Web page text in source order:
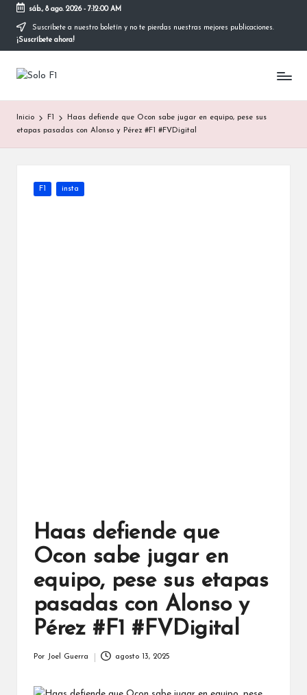
Saltar
sáb., 8 ago. 2026- 7:12:00 AM
Suscríbete a nuestro boletín y no te pierdas nuestras mejores publicaciones.
¡Suscríbete ahora!
S
o
l
o
Para
la
F1
Inicio F1
Haas defiende que Ocon sabe jugar en equipo, pese sus
etapas pasadas con Alonso y Pérez #F1 #FVDigital
Publicada
F1 insta
Haas defiende que
Ocon sabe jugar en
equipo, pese sus etapas
pasadas con Alonso y
Pérez #F1 #FVDigital
Por Joel Guerra agosto 13, 2025